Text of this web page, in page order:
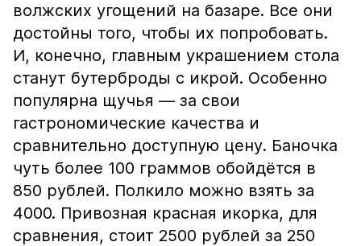
волжских угощений на базаре. Все они
достойны того, чтобы их попробовать.
И, конечно, главным украшением стола
станут бутерброды с икрой. Особенно
популярна щучья — за свои
гастрономические качества и
сравнительно доступную цену. Баночка
чуть более 100 граммов обойдётся в
850 рублей. Полкило можно взять за
4000. Привозная красная икорка, для
сравнения, стоит 2500 рублей за 250